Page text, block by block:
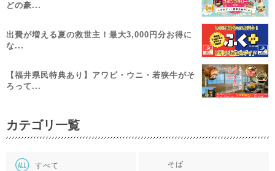
どの豪...
出費が増える夏の救世主！最大3,000円分お得に
な...
【福井県民特典あり】アワビ・ウニ・若狭牛がそ
ろって...
カテゴリ一覧
すべて そば